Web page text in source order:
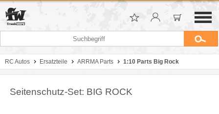
RC Autos Ersatzteile ARRMA Parts 1:10 Parts Big Rock
Seitenschutz-Set: BIG ROCK